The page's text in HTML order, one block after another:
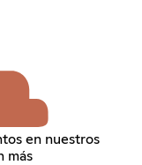
en nuestros
más